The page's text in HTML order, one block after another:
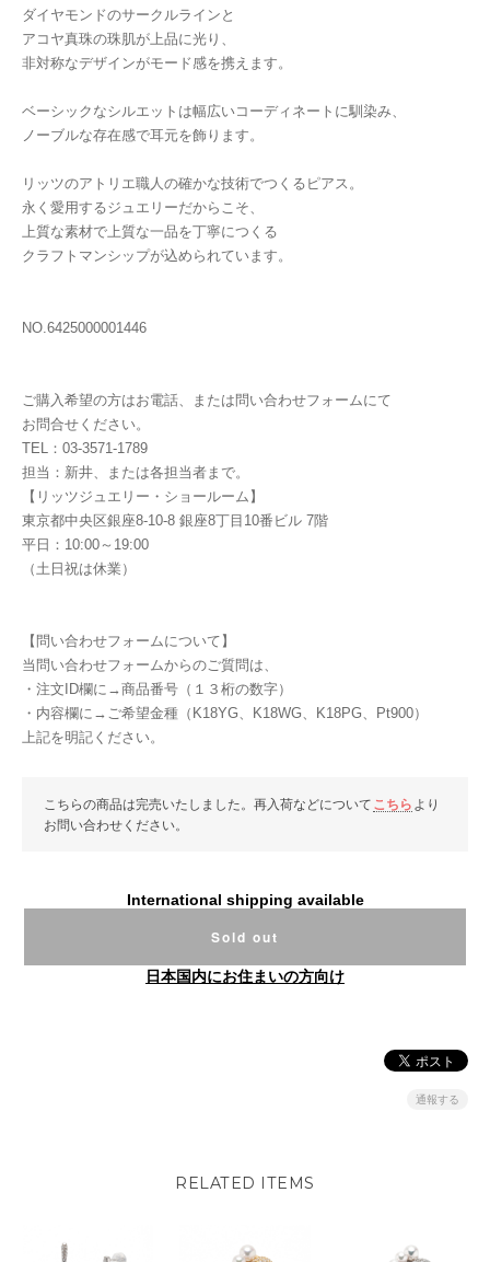
ダイヤモンドのサークルラインと
アコヤ真珠の珠肌が上品に光り、
非対称なデザインがモード感を携えます。
ベーシックなシルエットは幅広いコーディネートに馴染み、
ノーブルな存在感で耳元を飾ります。
リッツのアトリエ職人の確かな技術でつくるピアス。
永く愛用するジュエリーだからこそ、
上質な素材で上質な一品を丁寧につくる
クラフトマンシップが込められています。
NO.6425000001446
ご購入希望の方はお電話、または問い合わせフォームにて
お問合せください。
TEL：03-3571-1789
担当：新井、または各担当者まで。
【リッツジュエリー・ショールーム】
東京都中央区銀座8-10-8 銀座8丁目10番ビル 7階
平日：10:00～19:00
（土日祝は休業）
【問い合わせフォームについて】
当問い合わせフォームからのご質問は、
・注文ID欄に→商品番号（１３桁の数字）
・内容欄に→ご希望金種（K18YG、K18WG、K18PG、Pt900）
上記を明記ください。
こちらの商品は完売いたしました。再入荷などについて こちら より
お問い合わせください。
International shipping available
Sold out
日本国内にお住まいの方向け
通報する
RELATED ITEMS